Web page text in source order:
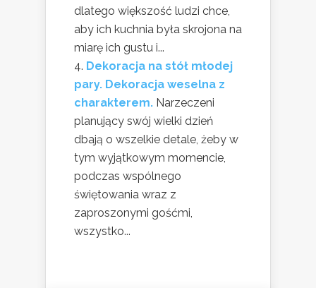
dlatego większość ludzi chce,
aby ich kuchnia była skrojona na
miarę ich gustu i...
Dekoracja na stół młodej
pary. Dekoracja weselna z
charakterem. Narzeczeni
planujący swój wielki dzień
dbają o wszelkie detale, żeby w
tym wyjątkowym momencie,
podczas wspólnego
świętowania wraz z
zaproszonymi gośćmi,
wszystko...